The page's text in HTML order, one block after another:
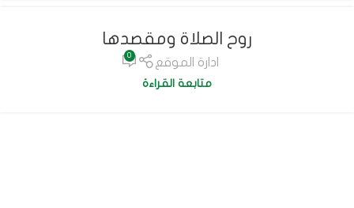
روح الصلاة ومقصدها
ادارة الموقع
0
متابعة القراءة